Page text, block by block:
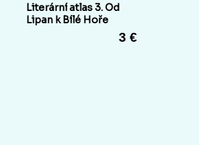
Literární atlas 3. Od
Lipan k Bílé Hoře
3 €